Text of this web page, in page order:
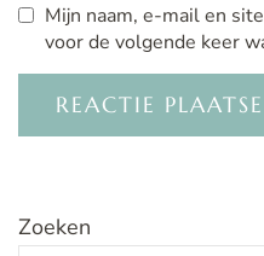
Mijn naam, e-mail en
voor de volgende keer
Zoeken